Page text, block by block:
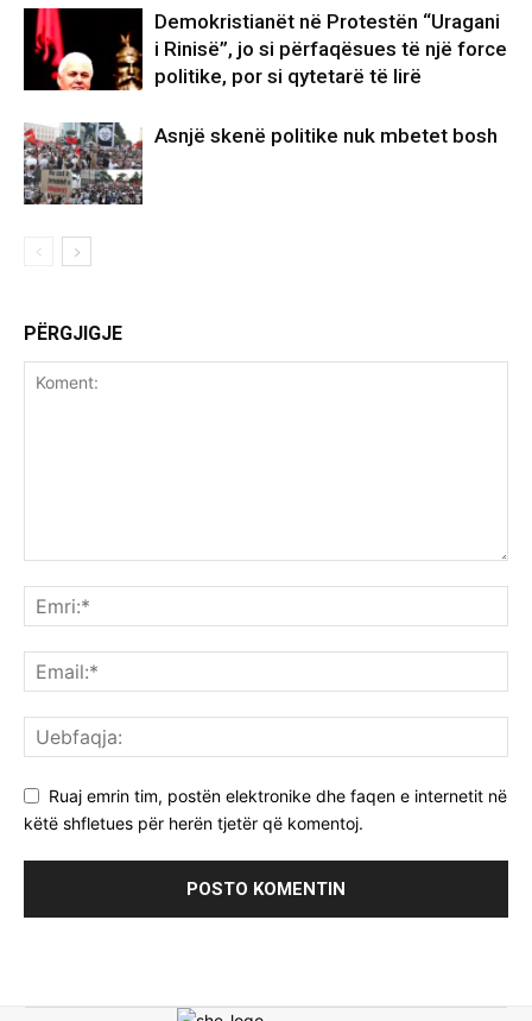
Demokristianët në Protestën “Uragani
i Rinisë”, jo si përfaqësues të një force
politike, por si qytetarë të lirë
Asnjë skenë politike nuk mbetet bosh
PËRGJIGJE
Ruaj emrin tim, postën elektronike dhe faqen e internetit në
këtë shfletues për herën tjetër që komentoj.